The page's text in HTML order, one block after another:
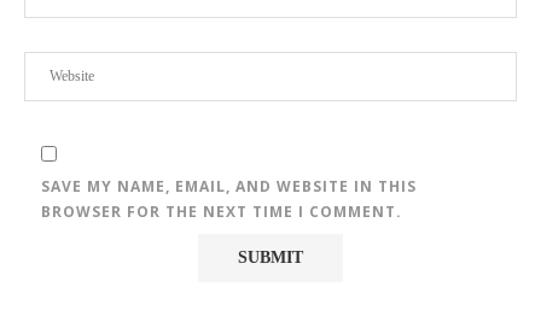
SAVE MY NAME, EMAIL, AND WEBSITE IN THIS
BROWSER FOR THE NEXT TIME I COMMENT.